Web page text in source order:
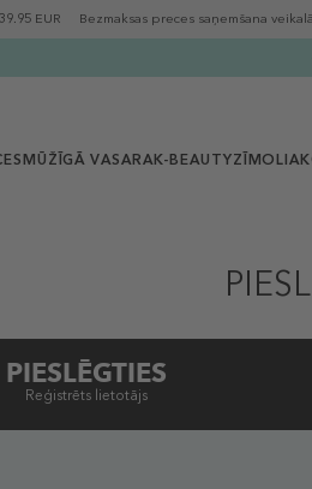
EUR Bezmaksas preces saņemšana veikalā
MŪŽĪGĀ VASARAK-BEAUTYZĪMOLI
PIESLĒGTIES
Reģistrēts lietotājs